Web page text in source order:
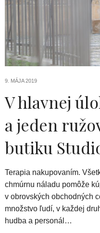
9. MÁJA 2019
V hlavnej
a jeden
butiku
Terapia nakupovaním.
chmúrnu náladu pomôže
v obrovských obchodných
množstvo ľudí, v každej
hudba a personál…